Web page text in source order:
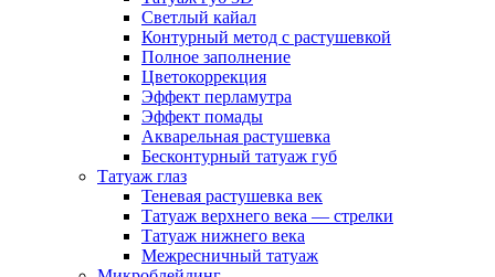
Светлый кайал
Контурный метод с растушевкой
Полное заполнение
Цветокоррекция
Эффект перламутра
Эффект помады
Акварельная растушевка
Бесконтурный татуаж губ
Татуаж глаз
Теневая растушевка век
Татуаж верхнего века — стрелки
Татуаж нижнего века
Межресничный татуаж